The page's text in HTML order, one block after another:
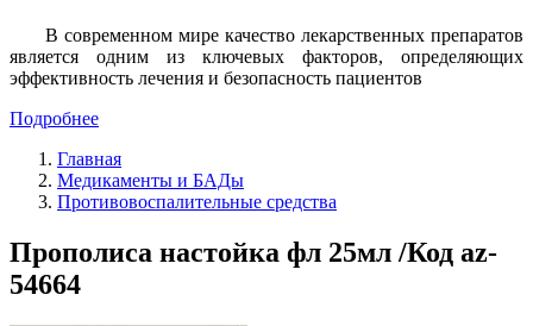
В современном мире качество лекарственных препаратов
является одним из ключевых факторов, определяющих
эффективность лечения и безопасность пациентов
Подробнее
Главная
Медикаменты и БАДы
Противовоспалительные средства
Прополиса настойка фл 25мл /Код az-
54664